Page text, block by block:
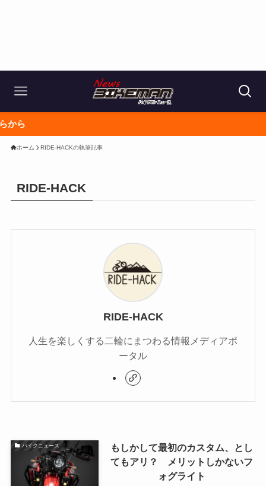
ホーム RIDE-HACKの執筆記事
RIDE-HACK
RIDE-HACK
人生を楽しくする二輪にまつわる情報メディアポ
ータル
バイクニュース
もしかして最初のカスタム、とし
てもアリ？ メリットしかないフ
ォグライト